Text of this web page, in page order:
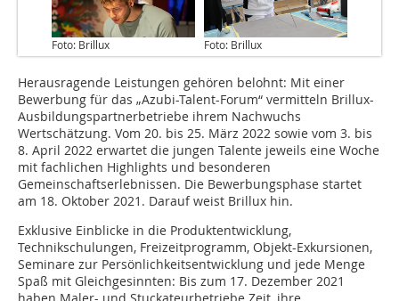
Foto: Brillux Foto: Brillux
Herausragende Leistungen gehören belohnt: Mit einer
Bewerbung für das „Azubi-Talent-Forum“ vermitteln Brillux-
Ausbildungspartnerbetriebe ihrem Nachwuchs
Wertschätzung. Vom 20. bis 25. März 2022 sowie vom 3. bis
8. April 2022 erwartet die jungen Talente jeweils eine Woche
mit fachlichen Highlights und besonderen
Gemeinschaftserlebnissen. Die Bewerbungsphase startet
am 18. Oktober 2021. Darauf weist Brillux hin.
Exklusive Einblicke in die Produktentwicklung,
Technikschulungen, Freizeitprogramm, Objekt-Exkursionen,
Seminare zur Persönlichkeitsentwicklung und jede Menge
Spaß mit Gleichgesinnten: Bis zum 17. Dezember 2021